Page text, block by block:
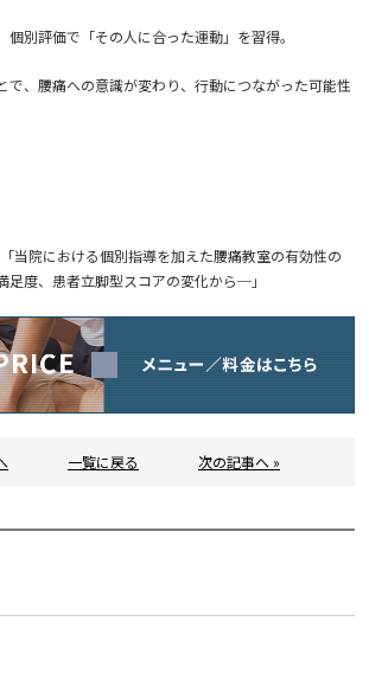
別評価で「その人に合った運動」を習得。
で、腰痛への意識が変わり、行動につながった可能性
当院における個別指導を加えた腰痛教室の有効性の
度、患者立脚型スコアの変化から─」
一覧に戻る 次の記事へ »